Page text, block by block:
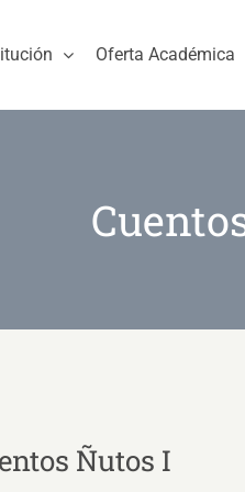
Oferta Académica
Ñutos I